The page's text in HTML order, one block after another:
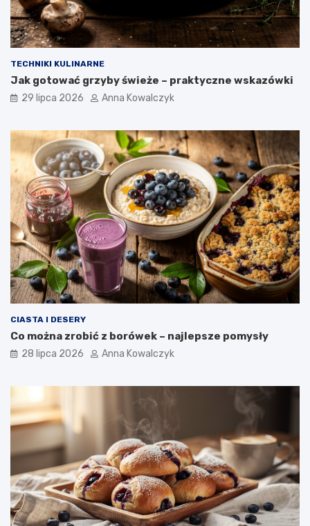
TECHNIKI KULINARNE
Jak gotować grzyby świeże – praktyczne wskazówki
29 lipca 2026 Anna Kowalczyk
CIASTA I DESERY
Co można zrobić z borówek – najlepsze pomysły
28 lipca 2026 Anna Kowalczyk